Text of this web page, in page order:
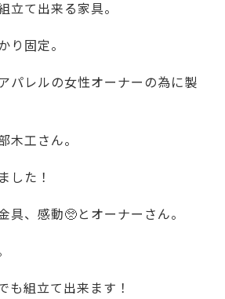
立て出来る家具。
り固定。
パレルの女性オーナーの為に製
木工さん。
した！
具、感動🥺とオーナーさん。
も組立て出来ます！